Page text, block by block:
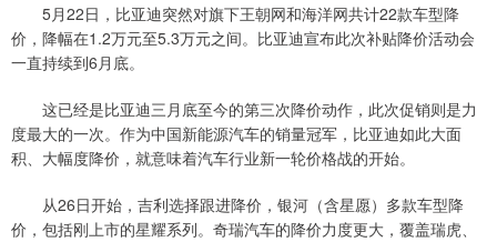
5月22日，比亚迪突然对旗下王朝网和海洋网共计22款车型降
价，降幅在1.2万元至5.3万元之间。比亚迪宣布此次补贴降价活动会
一直持续到6月底。
这已经是比亚迪三月底至今的第三次降价动作，此次促销则是力
度最大的一次。作为中国新能源汽车的销量冠军，比亚迪如此大面
积、大幅度降价，就意味着汽车行业新一轮价格战的开始。
从26日开始，吉利选择跟进降价，银河（含星愿）多款车型降
价，包括刚上市的星耀系列。奇瑞汽车的降价力度更大，覆盖瑞虎、